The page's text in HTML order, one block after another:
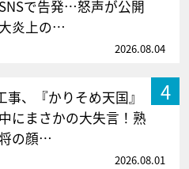
で告発…怒声が公開
炎上の…
2026.08.04
4
事、『かりそめ天国』
にまさかの大失言！熟
の顔…
2026.08.01